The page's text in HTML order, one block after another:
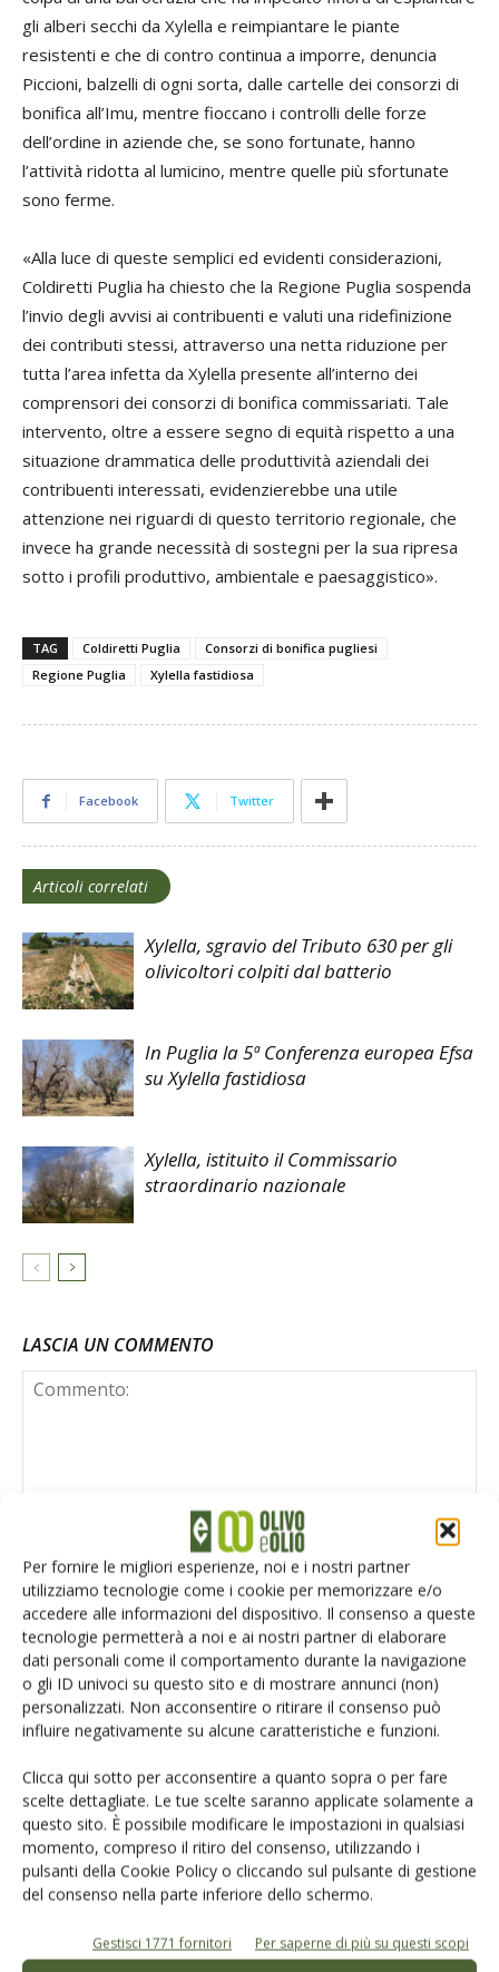
Per fornire le migliori esperienze, noi e i nostri partner
utilizziamo tecnologie come i cookie per memorizzare e/o
accedere alle informazioni del dispositivo. Il consenso a queste
tecnologie permetterà a noi e ai nostri partner di elaborare
dati personali come il comportamento durante la navigazione
o gli ID univoci su questo sito e di mostrare annunci (non)
personalizzati. Non acconsentire o ritirare il consenso può
influire negativamente su alcune caratteristiche e funzioni.
Clicca qui sotto per acconsentire a quanto sopra o per fare
scelte dettagliate. Le tue scelte saranno applicate solamente a
questo sito. È possibile modificare le impostazioni in qualsiasi
momento, compreso il ritiro del consenso, utilizzando i
pulsanti della Cookie Policy o cliccando sul pulsante di gestione
del consenso nella parte inferiore dello schermo.
Gestisci 1771 fornitori Per saperne di più su questi scopi
gli alberi secchi da Xylella e reimpiantare le piante
resistenti e che di contro continua a imporre, denuncia
Piccioni, balzelli di ogni sorta, dalle cartelle dei consorzi di
bonifica all’Imu, mentre fioccano i controlli delle forze
dell’ordine in aziende che, se sono fortunate, hanno
l’attività ridotta al lumicino, mentre quelle più sfortunate
sono ferme.
«Alla luce di queste semplici ed evidenti considerazioni,
Coldiretti Puglia ha chiesto che la Regione Puglia sospenda
l’invio degli avvisi ai contribuenti e valuti una ridefinizione
dei contributi stessi, attraverso una netta riduzione per
tutta l’area infetta da Xylella presente all’interno dei
comprensori dei consorzi di bonifica commissariati. Tale
intervento, oltre a essere segno di equità rispetto a una
situazione drammatica delle produttività aziendali dei
contribuenti interessati, evidenzierebbe una utile
attenzione nei riguardi di questo territorio regionale, che
invece ha grande necessità di sostegni per la sua ripresa
sotto i profili produttivo, ambientale e paesaggistico».
TAG Coldiretti Puglia
Consorzi di bonifica pugliesi
Regione Puglia
Xylella fastidiosa
Facebook Twitter
Articoli correlati
Xylella, sgravio del Tributo 630 per gli
olivicoltori colpiti dal batterio
In Puglia la 5ª Conferenza europea Efsa
su Xylella fastidiosa
Xylella, istituito il Commissario
straordinario nazionale
LASCIA UN COMMENTO
Salva il mio nome, email e sito web in questo browser per la
prossima volta che commento.